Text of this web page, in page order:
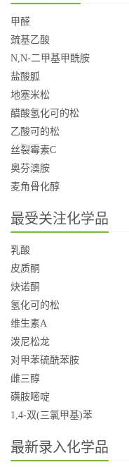
甲醛
巯基乙酸
N,N-二甲基甲酰胺
盐酸胍
地塞米松
醋酸氢化可的松
乙酸可的松
丝裂霉素C
奥芬澳胺
麦角骨化醇
最受关注化学品
乳酸
皮质酮
炔诺酮
氢化可的松
维生素A
泼尼松龙
对甲苯硫酰苯胺
雌三醇
磺胺嘧啶
1,4-双(三氯甲基)苯
最新录入化学品